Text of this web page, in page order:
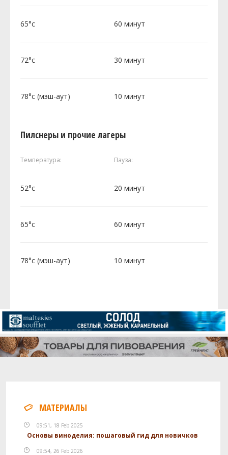
65°c 60 минут
72°c 30 минут
78°c (мэш-аут) 10 минут
Пилснеры и прочие лагеры
Температура: Пауза:
52°c 20 минут
65°c 60 минут
78°c (мэш-аут) 10 минут
МАТЕРИАЛЫ
09:51, 18 Feb 2025
Основы виноделия: пошаговый гид для новичков
09:54, 26 Feb 2026